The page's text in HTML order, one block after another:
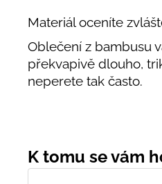
Materiál oceníte
Oblečení z bambusu
překvapivě dlouho,
neperete tak často.